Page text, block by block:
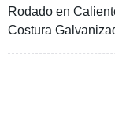
Rodado en
Costura